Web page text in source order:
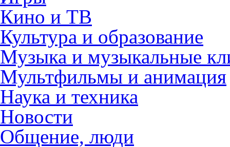
Кино и ТВ
Культура и образование
Музыка и музыкальные
Мультфильмы и анимация
Наука и техника
Новости
Общение, люди